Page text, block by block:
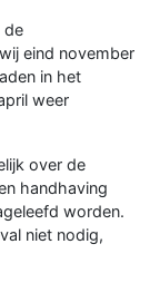
de
eind november
in het
weer
over de
handhaving
worden.
niet nodig,